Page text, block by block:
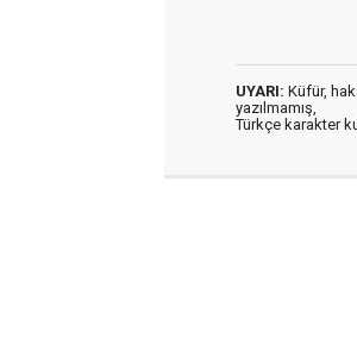
UYARI: Küfür,
yazılmamış,
Türkçe karakter